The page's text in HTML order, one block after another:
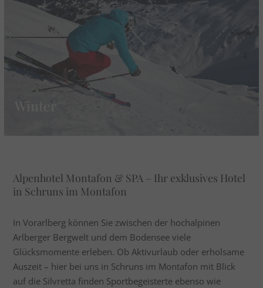
Winter
Alpenhotel Montafon & SPA – Ihr exklusives Hotel
in Schruns im Montafon
In Vorarlberg können Sie zwischen der hochalpinen
Arlberger Bergwelt und dem Bodensee viele
Glücksmomente erleben. Ob Aktivurlaub oder erholsame
Auszeit – hier bei uns in Schruns im Montafon mit Blick
auf die Silvretta finden Sportbegeisterte ebenso wie